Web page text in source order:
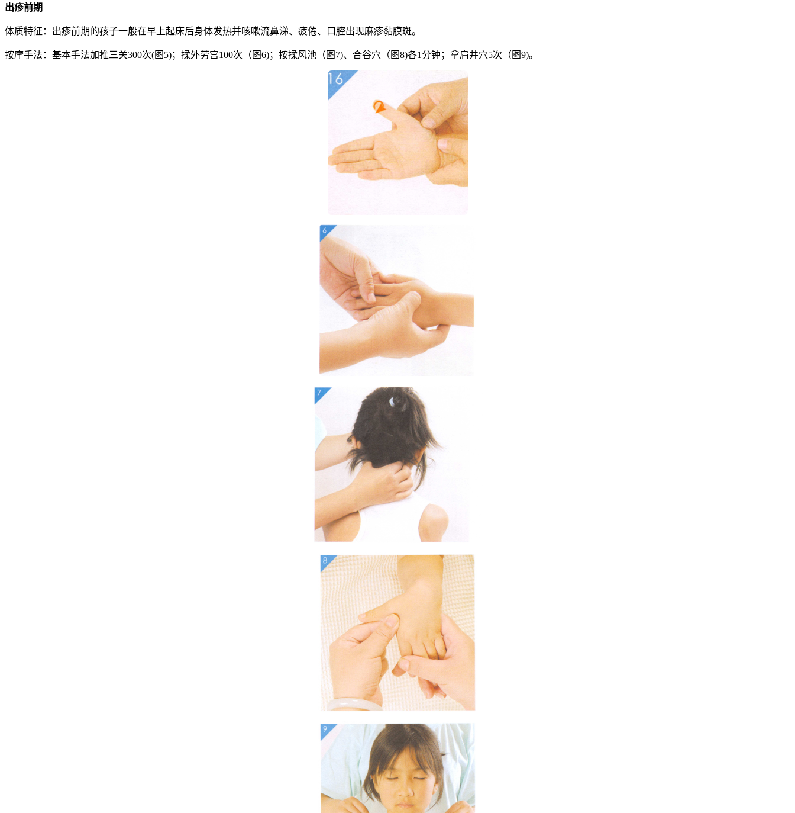
出疹前期
体质特征：出疹前期的孩子一般在早上起床后身体发热并咳嗽流鼻涕、疲倦、口腔出现麻疹黏膜斑。
按摩手法：基本手法加推三关300次(图5)；揉外劳宫100次（图6)；按揉风池（图7)、合谷穴（图8)各1分钟；拿肩井穴5次（图9)。